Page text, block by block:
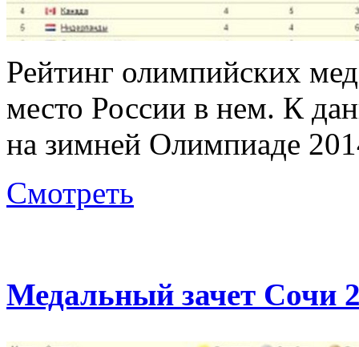
Рейтинг олимпийских
место России в нем. К
на зимней Олимпиаде
Смотреть
Медальный зачет Сочи